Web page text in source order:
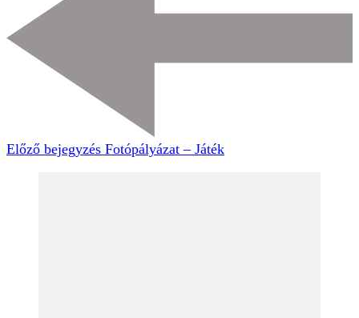
Előző bejegyzés Fotópályázat – Játék